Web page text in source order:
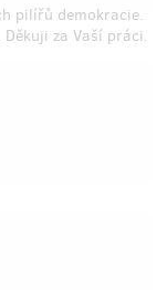
pilířů demokracie.
za Vaší práci.